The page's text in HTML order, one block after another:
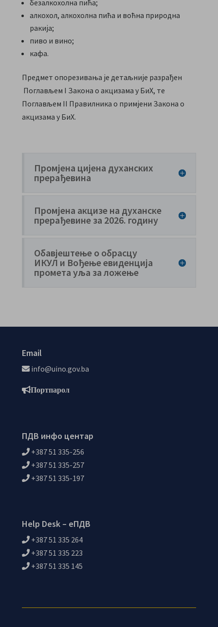
безалкохолна пића;
алкохол, алкохолна пића и воћна природна
ракија;
пиво и вино;
кафа.
Предмет опорезивања је детаљније разрађен
Поглављем I Закона о акцизама у БиХ, те
Поглављем II Правилника о примјени Закона о
акцизама у БиХ.
Промјена цијена духанских
прерађевина
Промјена акцизе на духанске
прерађевине за 2026. годину
Обавјештење о обрасцу
ИКУЛ и Вођење евиденција
промета уља за ложење
Email
info@uino.gov.ba
Портпарол
ПДВ инфо центар
+387 51 335-256
+387 51 335-257
+387 51 335-197
Help Desk – еПДВ
+387 51 335 264
+387 51 335 223
+387 51 335 145